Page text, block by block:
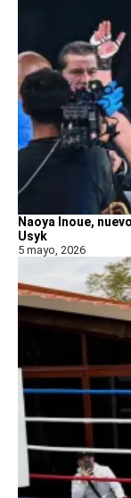
Naoya Inoue,
Usyk
5 mayo, 2026